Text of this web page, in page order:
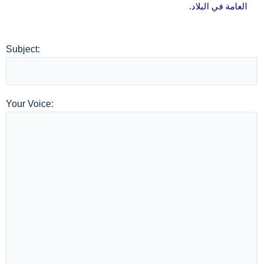
العامة في البلاد.
Subject:
Your Voice: